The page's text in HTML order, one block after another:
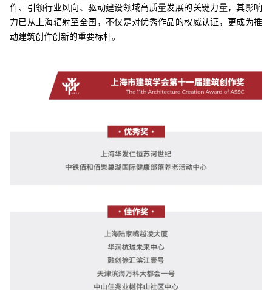
作、引领行业风向、驱动建设领域高质量发展的关键力量，其影响
力已从上海辐射至全国，不仅是对优秀作品的权威认证，更成为推
动建筑创作创新的重要标杆。